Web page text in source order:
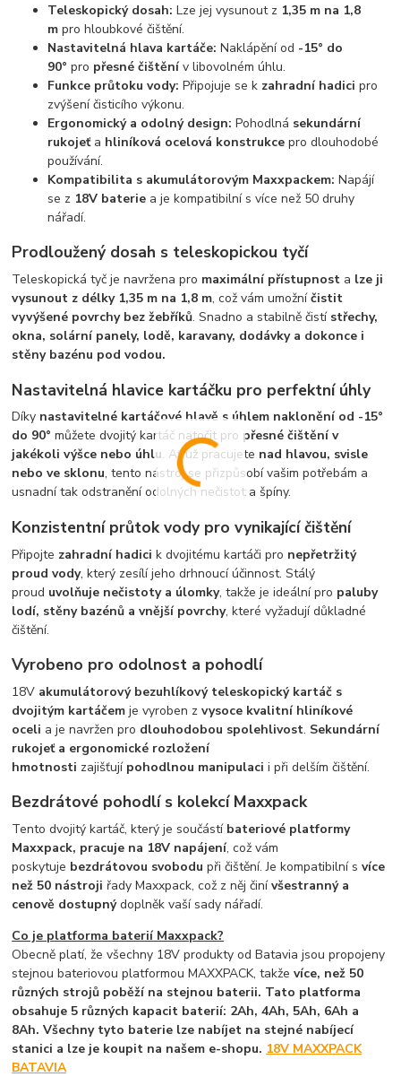
Teleskopický dosah: Lze jej vysunout z 1,35 m na 1,8
m pro hloubkové čištění.
Nastavitelná hlava kartáče: Naklápění od -15° do
90° pro přesné čištěnív libovolném úhlu.
Funkce průtoku vody: Připojuje se k zahradní hadici pro
zvýšení čisticího výkonu.
Ergonomický a odolný design: Pohodlná sekundární
rukojeťa hliníková ocelová konstrukce pro dlouhodobé
používání.
Kompatibilita s akumulátorovým Maxxpackem: Napájí
se z 18V baterie a je kompatibilní s více než 50 druhy
nářadí.
Prodloužený dosah s teleskopickou tyčí
Teleskopická tyč je navržena pro maximální přístupnost a lze ji
vysunout z délky 1,35 m na 1,8 m, což vám umožníčistit
vyvýšené povrchy bez žebříků. Snadno a stabilně čistí střechy,
okna, solární panely, lodě, karavany, dodávky a dokonce i
stěny bazénu pod vodou.
Nastavitelná hlavice kartáčku pro perfektní úhly
Díky nastavitelné kartáčové hlavě s úhlem naklonění od -15°
do 90° můžete dvojitý kartáč natočit pro přesné čištění v
jakékoli výšce nebo úhlu. Ať už pracujete nad hlavou, svisle
nebo ve sklonu, tento nástroj se přizpůsobí vašim potřebám a
usnadní tak odstranění odolných nečistot a špíny.
Konzistentní průtok vody pro vynikající čištění
Připojte zahradní hadici k dvojitému kartáči pro nepřetržitý
proud vody, který zesílí jeho drhnoucí účinnost. Stálý
proud uvolňuje nečistoty a úlomky, takže je ideální pro paluby
lodí, stěny bazénů a vnější povrchy, které vyžadují důkladné
čištění.
Vyrobeno pro odolnost a pohodlí
18V akumulátorový bezuhlíkový teleskopický kartáč s
dvojitým kartáčem je vyroben zvysoce kvalitní hliníkové
oceli a je navržen pro dlouhodobou spolehlivost. Sekundární
rukojeť a ergonomické rozložení
hmotnosti zajišťují pohodlnou manipulaci i při delším čištění.
Bezdrátové pohodlí s kolekcí Maxxpack
Tento dvojitý kartáč, který je součástí bateriové platformy
Maxxpack, pracuje na 18V napájení, což vám
poskytuje bezdrátovou svobodu při čištění. Je kompatibilní svíce
než 50 nástroji řady Maxxpack, což z něj činívšestranný a
cenově dostupnýdoplněk vaší sady nářadí.
Co je platforma baterií Maxxpack?
Obecně platí, že všechny 18V produkty od Batavia jsou propojeny
stejnou bateriovou platformou MAXXPACK, takževíce, než 50
různých strojů poběží na stejnou baterii. Tato platforma
obsahuje 5 různých kapacit baterií: 2Ah, 4Ah, 5Ah, 6Ah a
8Ah. Všechny tyto baterie lze nabíjet na stejné nabíjecí
stanici a lze je koupit na našem e-shopu. 18V MAXXPACK
BATAVIA